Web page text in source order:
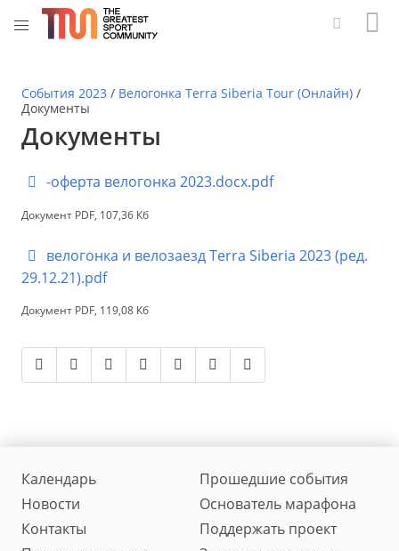
События 2023 / Велогонка Terra Siberia Tour (Онлайн) /
Документы
Документы
-оферта велогонка 2023.docx.pdf
Документ PDF, 107,36 Кб
велогонка и велозаезд Terra Siberia 2023 (ред.
29.12.21).pdf
Документ PDF, 119,08 Кб
Календарь
Прошедшие события
Новости
Основатель марафона
Контакты
Поддержать проект